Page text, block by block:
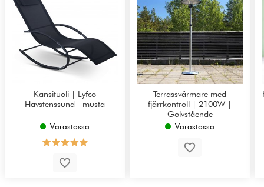
Kansituoli | Lyfco
Havstenssund - musta
Varastossa
Terrassvärmare med
fjärrkontroll | 2100W |
Golvstående
Varastossa